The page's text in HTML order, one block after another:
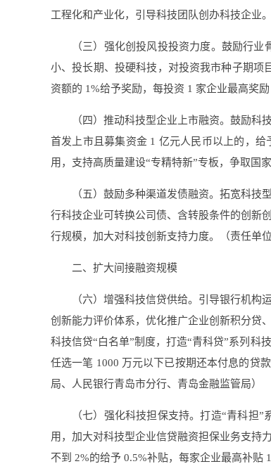
工程化和产业化，引导科技团队创办科技企业
（三）强化创投风投投资力度。鼓励行
小、投长期、投硬科技，对投资我市种子期项
资额的 1%给予奖励，每投资 1 家企业最高奖
（四）推动科技型企业上市融资。鼓励
首发上市且募集资金 1 亿元人民币以上的，
用，支持高质量建设“专精特新”专板，争取国
（五）鼓励多种渠道发债融资。拓宽科
行科技企业可转换公司债、含转股条件的创新
行规模，加大对科技创新支持力度。（责任单
二、扩大间接融资规模
（六）增强科技信贷供给。引导银行机
创新能力评价体系，优化推广企业创新积分贷
科技信贷“白名单”制度，打造“青科贷”系列科
任选一笔 1000 万元以下已按期还本付息的贷
局、人民银行青岛市分行、青岛金融监管局）
（七）强化科技担保支持。打造“青科担
用，加大对科技型企业信贷融资担保业务支持
不到 2%的给予 0.5%补贴，每家企业最高补贴